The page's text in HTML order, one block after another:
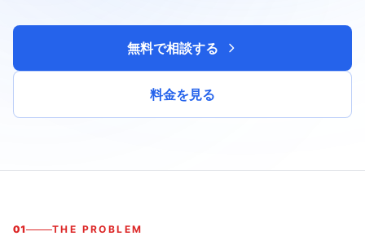
無料で相談する
料金を見る
01 THE PROBLEM